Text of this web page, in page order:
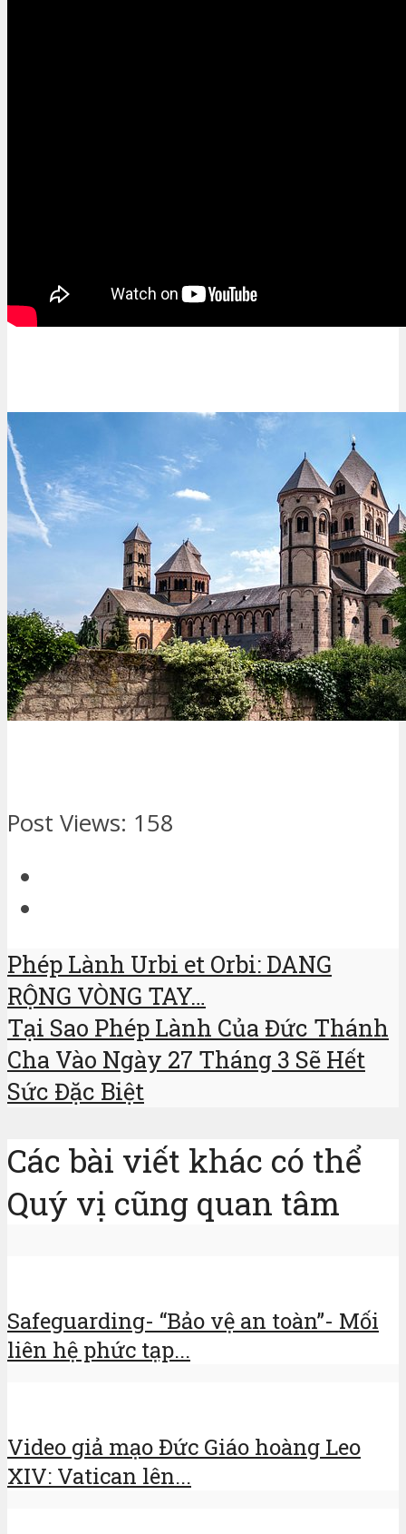
Post Views: 158
Phép Lành Urbi et Orbi: DANG
RỘNG VÒNG TAY…
Tại Sao Phép Lành Của Đức Thánh
Cha Vào Ngày 27 Tháng 3 Sẽ Hết
Sức Đặc Biệt
Các bài viết khác có thể
Quý vị cũng quan tâm
Safeguarding- “Bảo vệ an toàn”- Mối
liên hệ phức tạp...
Video giả mạo Đức Giáo hoàng Leo
XIV: Vatican lên...